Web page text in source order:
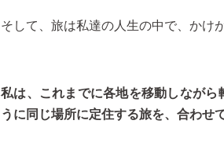
そして、旅は私達の人生の中で、かけ
私は、これまでに各地を移動しなが
うに同じ場所に定住する旅を、合わせ